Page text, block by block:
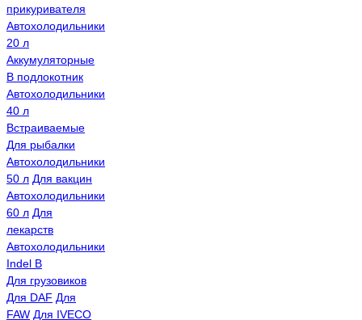
прикуривателя
Автохолодильники
20 л
Аккумуляторные
В подлокотник
Автохолодильники
40 л
Встраиваемые
Для рыбалки
Автохолодильники
50 л Для вакцин
Автохолодильники
60 л Для
лекарств
Автохолодильники
Indel B
Для грузовиков
Для DAF Для
FAW Для IVECO